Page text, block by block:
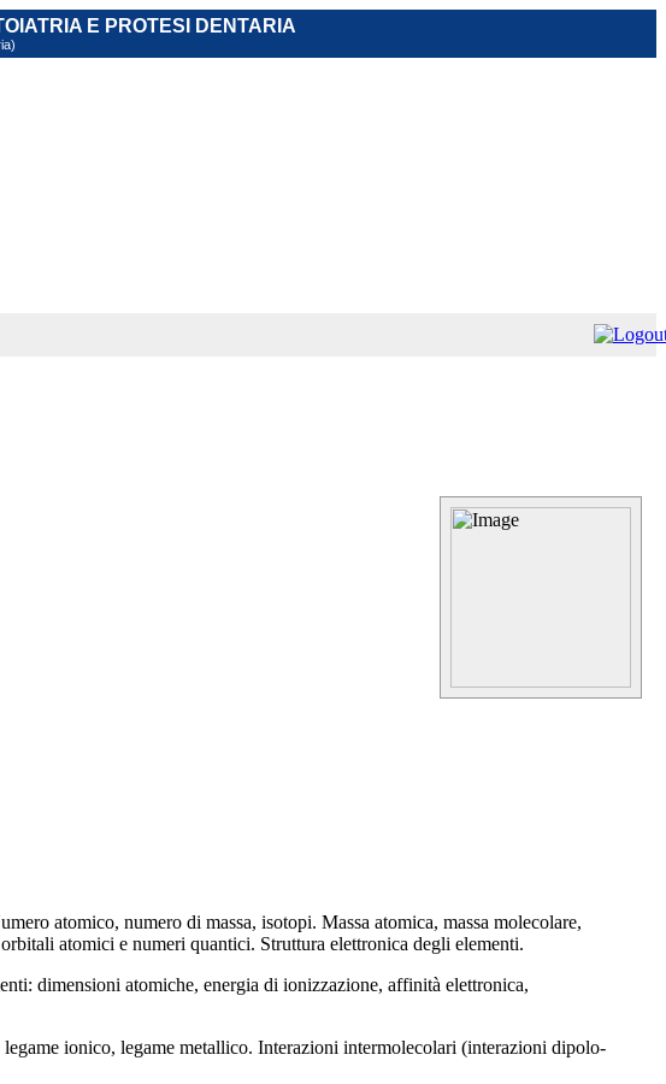
E PROTESI DENTARIA
atomico, numero di massa, isotopi. Massa atomica, massa molecolare,
atomici e numeri quantici. Struttura elettronica degli elementi.
dimensioni atomiche, energia di ionizzazione, affinità elettronica,
ionico, legame metallico. Interazioni intermolecolari (interazioni dipolo-